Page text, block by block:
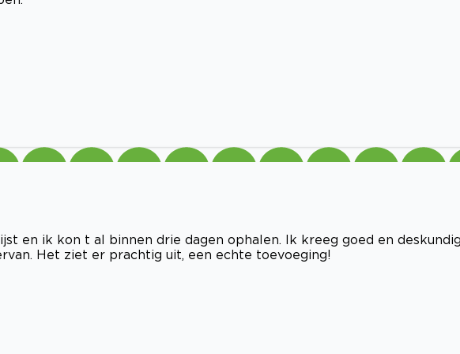
en ik kon t al binnen drie dagen ophalen. Ik kreeg goed en
Het ziet er prachtig uit, een echte toevoeging!